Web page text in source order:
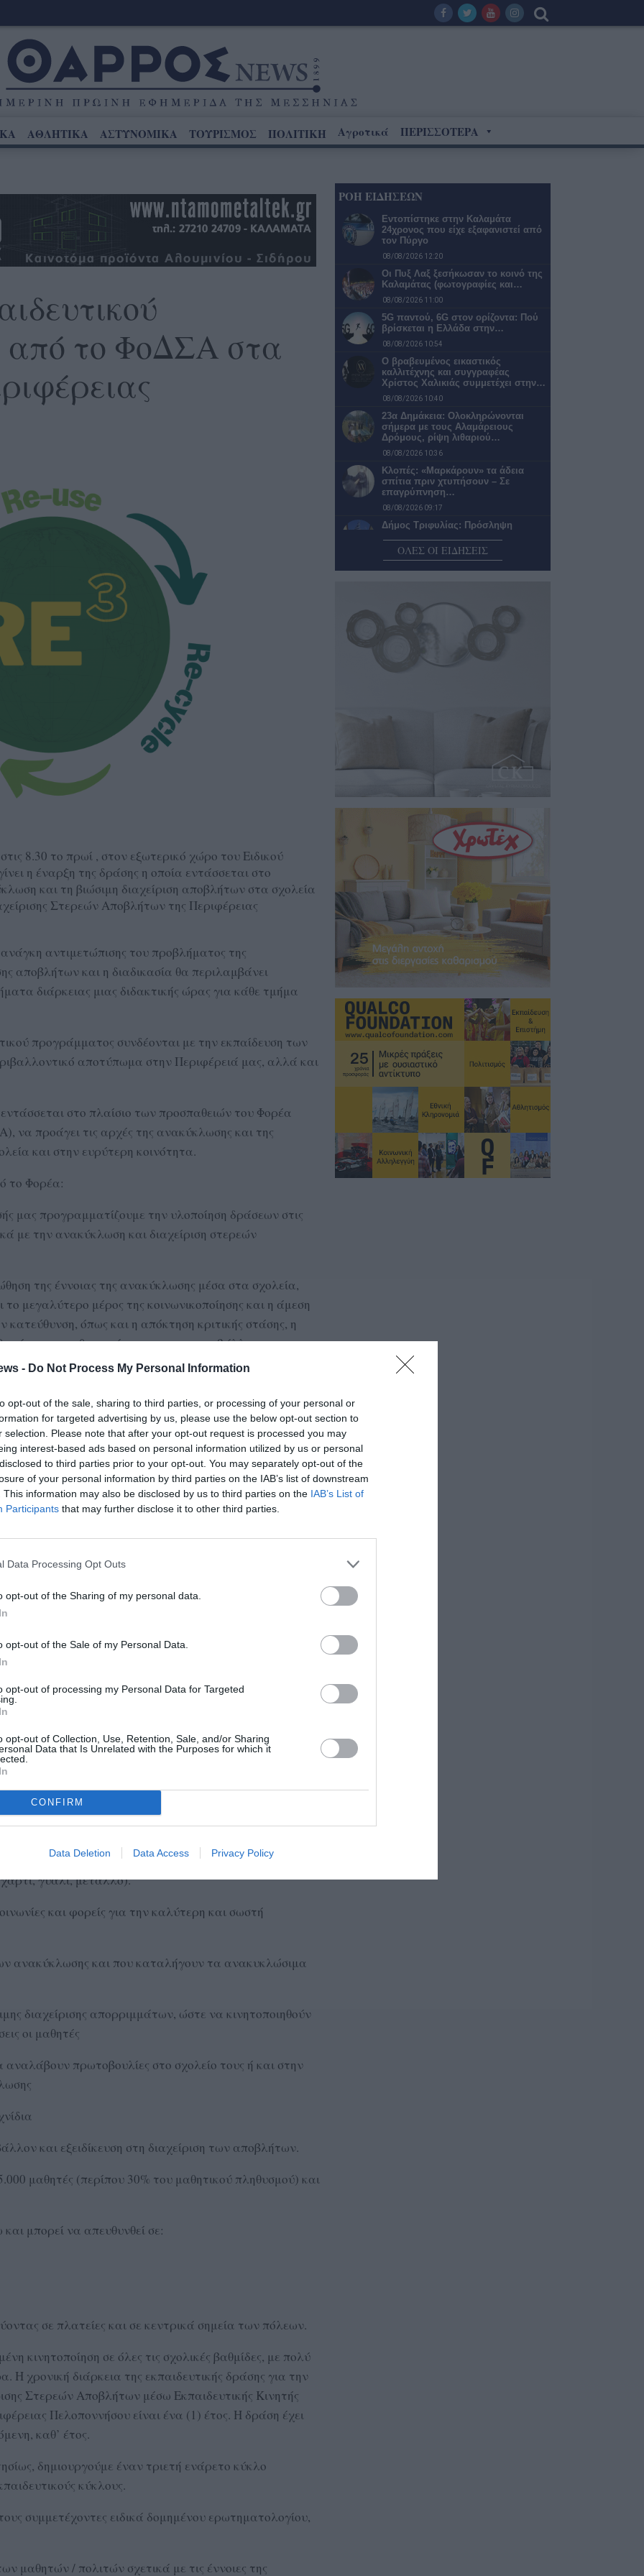
- Do Not Process My Personal Information
opt-out of the sale, sharing to third parties, or processing of your personal or
for targeted advertising by us, please use the below opt-out section to
selection. Please note that after your opt-out request is processed you may
interest-based ads based on personal information utilized by us or personal
to third parties prior to your opt-out. You may separately opt-out of the
of your personal information by third parties on the IAB’s list of downstream
This information may also be disclosed by us to third parties on the IAB’s List of
Participants that may further disclose it to other third parties.
Data Processing Opt Outs
opt-out of the Sharing of my personal data.
opt-out of the Sale of my Personal Data.
opt-out of processing my Personal Data for Targeted
opt-out of Collection, Use, Retention, Sale, and/or Sharing
Data that Is Unrelated with the Purposes for which it
CONFIRM
Data Deletion Data Access Privacy Policy
ΑΘΛΗΤΙΚΑ ΑΣΤΥΝΟΜΙΚΑ ΤΟΥΡΙΣΜΟΣ ΠΟΛΙΤΙΚΗ Αγροτικά ΠΕΡΙΣΣΟΤΕΡΑ
το ΦοΔΣΑ στα
8.30 το πρωί , στον εξωτερικό χώρο του Ειδικού
η έναρξη της δράσης η οποία εντάσσεται στο
και τη βιώσιμη διαχείριση αποβλήτων στα σχολεία
Στερεών Αποβλήτων της Περιφέρειας
αντιμετώπισης του προβλήματος της
αποβλήτων και η διαδικασία θα περιλαμβάνει
διάρκειας μιας διδακτικής ώρας για κάθε τμήμα
προγράμματος συνδέονται με την εκπαίδευση των
αποτύπωμα στην Περιφέρειά μας, αλλά και
στο πλαίσιο των προσπαθειών του Φορέα
να προάγει τις αρχές της ανακύκλωσης και της
και στην ευρύτερη κοινότητα.
το Φορέα:
μας προγραμματίζουμε την υλοποίηση δράσεων στις
με την ανακύκλωση και διαχείριση στερεών
της έννοιας της ανακύκλωσης μέσα στα σχολεία,
μεγαλύτερο μέρος της κοινωνικοποίησης και η άμεση
όπως και η απόκτηση κριτικής στάσης, η
ευαισθητοποίησης προς το περιβάλλον,
μελλοντικό “ευσυνείδητο” πολίτη. Να κατανοήσουν
τρόπο μέσα από παιχνίδια τα οφέλη που έχει η
2 άξονες:
Μεσσηνίας και Λακωνίας
στις μονάδες επεξεργασίας αποβλήτων (ΜΕΑ) που
αντίστοιχα. Εκεί οι μαθητές θα ενημερωθούν από
εταιρείας – αναδόχου που λειτουργεί τις μονάδες
ακριβώς λειτουργεί και ποια τα οφέλη αυτής για το
οικονομία.
στις σχολικές μονάδες
επίσκεψη κινητής μονάδας ενημέρωσης (κατάλληλα
εξωτερικές κατασκευές ) στον περιβάλλοντα χώρο
ΦοΔΣΑ, καθώς και διαδραστική απασχόληση
ηλικία τους.
στοχευμένους στην προώθηση της
για τους μαθητές.
της περιβαλλοντικής συνείδησης των μαθητών, ώστε
τρόπο ζωής
δηλαδή οι μαθητές να μάθουν να διαχωρίζουν τα
γυαλί, μέταλλο).
και φορείς για την καλύτερη και σωστή
ανακύκλωσης και που καταλήγουν τα ανακυκλώσιμα
διαχείρισης απορριμμάτων, ώστε να κινητοποιηθούν
οι μαθητές
πρωτοβουλίες στο σχολείο τους ή και στην
και εξειδίκευση στη διαχείριση των αποβλήτων.
μαθητές (περίπου 30% του μαθητικού πληθυσμού) και
μπορεί να απευθυνθεί σε:
σε πλατείες και σε κεντρικά σημεία των πόλεων.
κινητοποίηση σε όλες τις σχολικές βαθμίδες, με πολύ
χρονική διάρκεια της εκπαιδευτικής δράσης για την
Στερεών Αποβλήτων μέσω Εκπαιδευτικής Κινητής
Πελοποννήσου είναι ένα (1) έτος. Η δράση έχει
καθ’ έτος.
δημιουργούμε έναν τριετή ενάρετο κύκλο
κύκλους.
συμμετέχοντες ειδικά δομημένου ερωτηματολογίου,
μαθητών / πολιτών σχετικά με τις έννοιες της
ΡΟΗ ΕΙΔΗΣΕΩΝ
Εντοπίστηκε στην Καλαμάτα
24χρονος που είχε εξαφανιστεί από
τον Πύργο
08/08/2026 12:20
Οι Πυξ Λαξ ξεσήκωσαν το κοινό της
Καλαμάτας (φωτογραφίες και…
08/08/2026 11:00
5G παντού, 6G στον ορίζοντα: Πού
βρίσκεται η Ελλάδα στην…
08/08/2026 10:54
Ο βραβευμένος εικαστικός
καλλιτέχνης και συγγραφέας
Χρίστος Χαλικιάς συμμετέχει στην…
08/08/2026 10:40
23α Δημάκεια: Ολοκληρώνονται
σήμερα με τους Αλαμάρειους
Δρόμους, ρίψη λιθαριού…
08/08/2026 10:36
Κλοπές: «Μαρκάρουν» τα άδεια
σπίτια πριν χτυπήσουν – Σε
επαγρύπνηση…
08/08/2026 09:17
Δήμος Τριφυλίας: Πρόσληψη
08/08/2026 08:30
Κύπελλο Ελλάδας: Καλαμάτα
08/08/2026 08:15
Ο καιρός σήμερα Σάββατο στην
Καλαμάτα
ΟΛΕΣ ΟΙ ΕΙΔΗΣΕΙΣ